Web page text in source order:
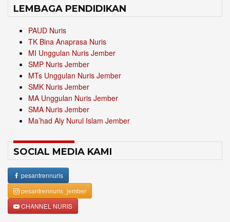
LEMBAGA PENDIDIKAN
PAUD Nuris
TK Bina Anaprasa Nuris
MI Unggulan Nuris Jember
SMP Nuris Jember
MTs Unggulan Nuris Jember
SMK Nuris Jember
MA Unggulan Nuris Jember
SMA Nuris Jember
Ma’had Aly Nurul Islam Jember
SOCIAL MEDIA KAMI
pesantrennuris
pesantrennuris_jember
CHANNEL NURIS